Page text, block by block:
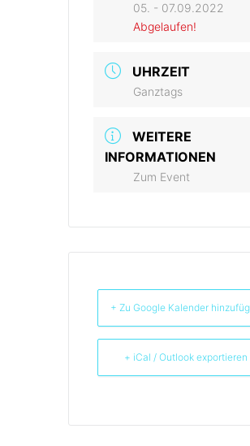
05. - 07.09.2022
Abgelaufen!
UHRZEIT
Ganztags
WEITERE
INFORMATIONEN
Zum Event
+ Zu Google Kalender
+ iCal / Outlook exportieren